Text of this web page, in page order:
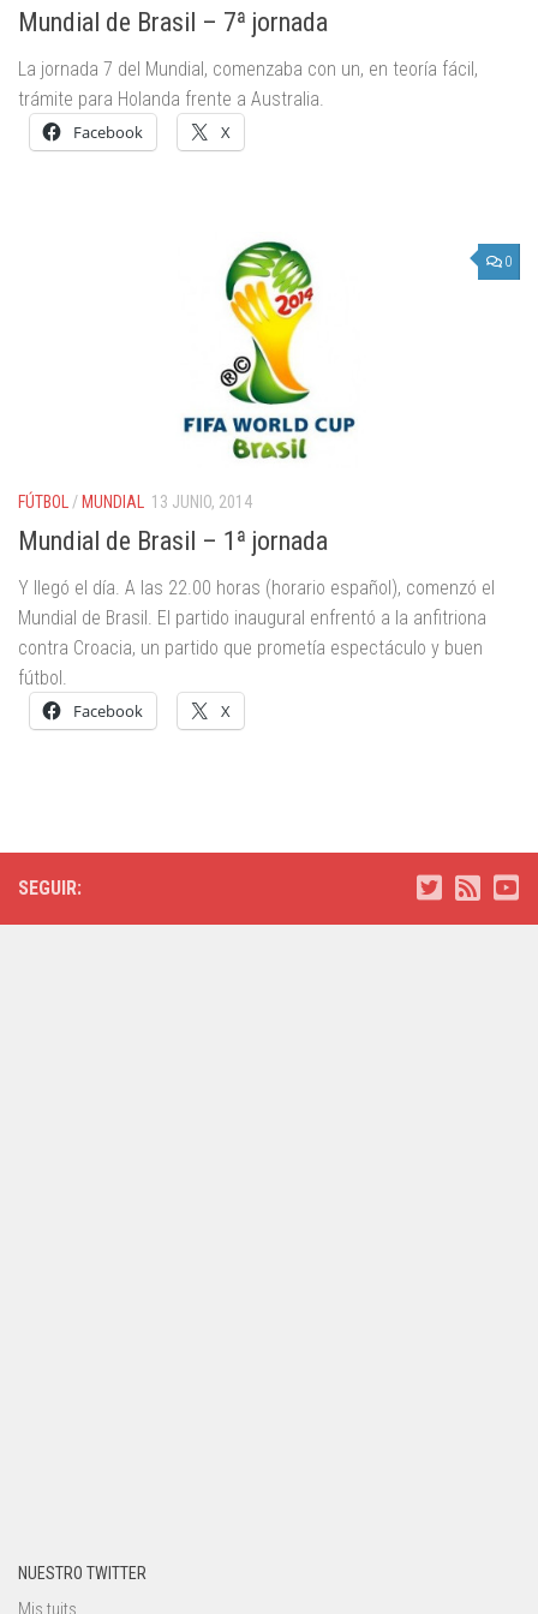
Mundial de Brasil – 7ª jornada
La jornada 7 del Mundial, comenzaba con un, en teoría fácil,
trámite para Holanda frente a Australia.
Facebook X
0
FÚTBOL/ MUNDIAL 13 JUNIO, 2014
Mundial de Brasil – 1ª jornada
Y llegó el día. A las 22.00 horas (horario español), comenzó el
Mundial de Brasil. El partido inaugural enfrentó a la anfitriona
contra Croacia, un partido que prometía espectáculo y buen
fútbol.
Facebook X
SEGUIR:
NUESTRO TWITTER